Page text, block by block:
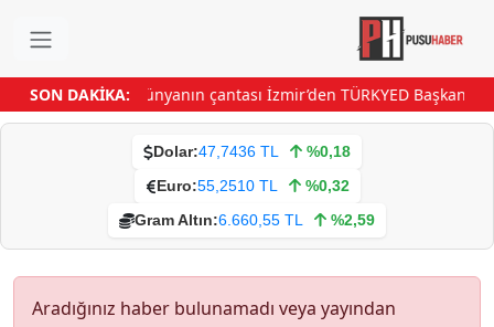
SON DAKİKA: Dünyanın çantası İzmir’den TÜRKYED
Dolar:47,7436 TL
%0,18
Euro:55,2510 TL
%0,32
Gram Altın:6.660,55 TL %2,59
Aradığınız haber bulunamadı veya yayından